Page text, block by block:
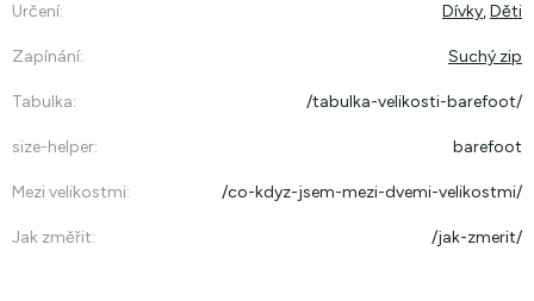
Určení: Dívky,Děti
Zapínání: Suchý zip
Tabulka: /tabulka-velikosti-barefoot/
size-helper: barefoot
Mezi velikostmi: /co-kdyz-jsem-mezi-dvemi-velikostmi/
Jak změřit: /jak-zmerit/